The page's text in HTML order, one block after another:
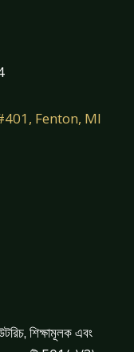
#401, Fenton, MI
শিক্ষামূলক এবং